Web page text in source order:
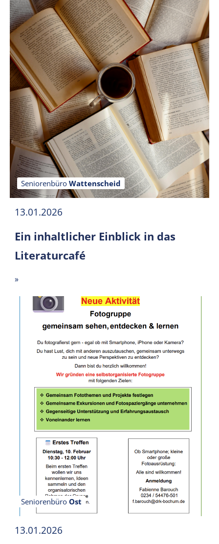
Seniorenbüro Wattenscheid
13.01.2026
Ein inhaltlicher Einblick in das
Literaturcafé
»
Seniorenbüro Ost
13.01.2026